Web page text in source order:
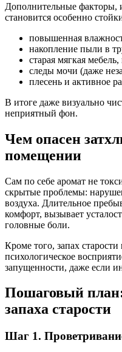
Дополнительные факторы,
становится особенно
повышенная
накопление пыли в
старая мягкая
следы мочи (даже
плесень и активное
В итоге даже визуально
неприятный фон.
Чем опасен
помещении
Сам по себе аромат не
скрытые проблемы:
воздуха. Длительное
комфорт, вызывает
головные боли.
Кроме того, запах
психологическое
запущенности, даже если
Пошаговый
запаха старости
Шаг 1.